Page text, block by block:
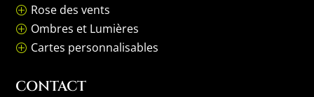
P Rose des vents
P Ombres et Lumières
P Cartes personnalisables
CONTACT